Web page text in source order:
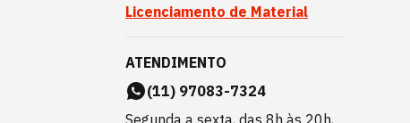
Licenciamento de Material
ATENDIMENTO
(11) 97083-7324
Segunda a sexta, das 8h às 20h,